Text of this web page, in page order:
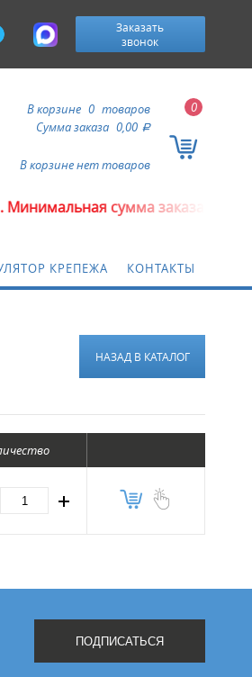
Заказать
звонок
0
В корзине 0 товаров
Сумма заказа 0,00 a
В корзине нет товаров
сумма заказа 5000
КРЕПЕЖА КОНТАКТЫ
НАЗАД В КАТАЛОГ